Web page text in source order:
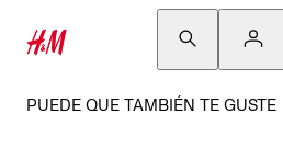
PUEDE QUE TAMBIÉN TE GUSTE